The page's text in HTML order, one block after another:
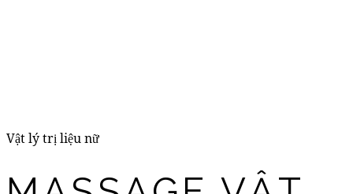
Vật lý trị liệu nữ